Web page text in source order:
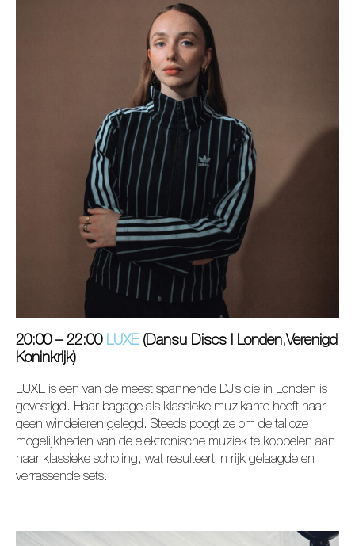
20:00 – 22:00 LUXE(Dansu Discs I Londen,Verenigd
Koninkrijk)
LUXE is een van de meest spannende DJ’s die in Londen is
gevestigd. Haar bagage als klassieke muzikante heeft haar
geen windeieren gelegd. Steeds poogt ze om de talloze
mogelijkheden van de elektronische muziek te koppelen aan
haar klassieke scholing, wat resulteert in rijk gelaagde en
verrassende sets.